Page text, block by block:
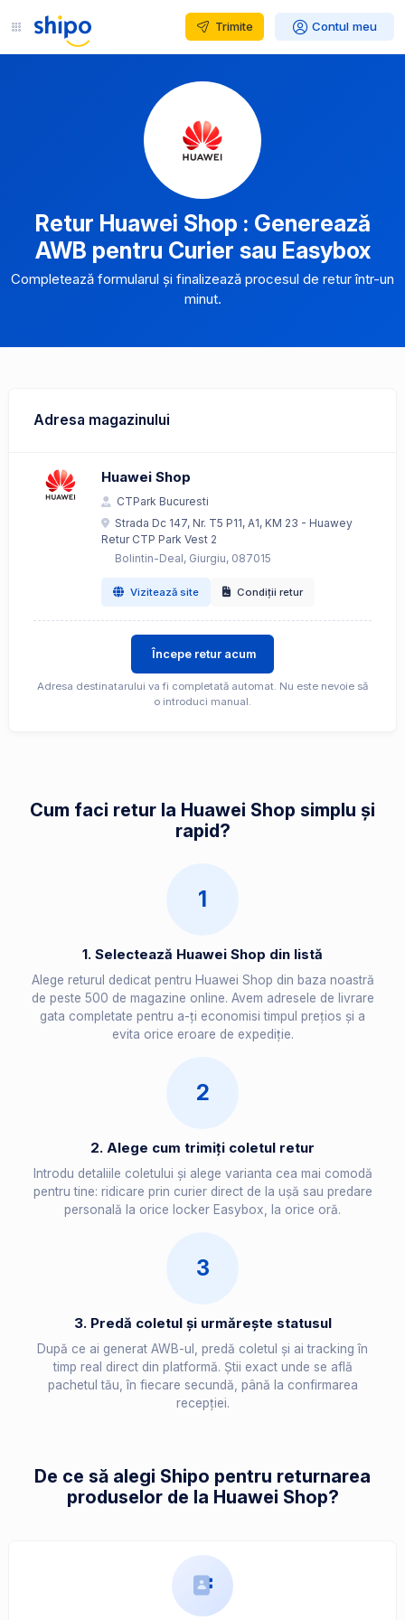
Trimite Contul meu
Retur Huawei Shop : Generează
AWB pentru Curier sau Easybox
Completează formularul și finalizează procesul de retur într-un
minut.
Adresa magazinului
Huawei Shop
CTPark Bucuresti
Strada Dc 147, Nr. T5 P11, A1, KM 23 - Huawey
Retur CTP Park Vest 2
Bolintin-Deal, Giurgiu, 087015
Vizitează site Condiții retur
Începe retur acum
Adresa destinatarului va fi completată automat. Nu este nevoie să
o introduci manual.
Cum faci retur la Huawei Shop simplu și
rapid?
1
1. Selectează Huawei Shop din listă
Alege returul dedicat pentru Huawei Shop din baza noastră
de peste 500 de magazine online. Avem adresele de livrare
gata completate pentru a-ți economisi timpul prețios și a
evita orice eroare de expediție.
2
2. Alege cum trimiți coletul retur
Introdu detaliile coletului și alege varianta cea mai comodă
pentru tine: ridicare prin curier direct de la ușă sau predare
personală la orice locker Easybox, la orice oră.
3
3. Predă coletul și urmărește statusul
După ce ai generat AWB-ul, predă coletul și ai tracking în
timp real direct din platformă. Știi exact unde se află
pachetul tău, în fiecare secundă, până la confirmarea
recepției.
De ce să alegi Shipo pentru returnarea
produselor de la Huawei Shop?